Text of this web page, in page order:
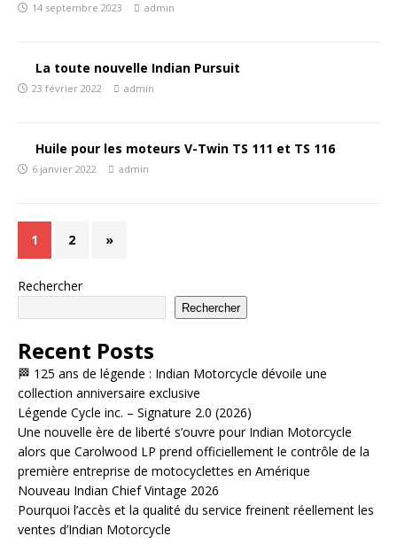
14 septembre 2023 admin
La toute nouvelle Indian Pursuit
23 février 2022 admin
Huile pour les moteurs V-Twin TS 111 et TS 116
6 janvier 2022 admin
1 2 »
Rechercher
Rechercher
Recent Posts
🏁 125 ans de légende : Indian Motorcycle dévoile une
collection anniversaire exclusive
Légende Cycle inc. – Signature 2.0 (2026)
Une nouvelle ère de liberté s’ouvre pour Indian Motorcycle
alors que Carolwood LP prend officiellement le contrôle de la
première entreprise de motocyclettes en Amérique
Nouveau Indian Chief Vintage 2026
Pourquoi l’accès et la qualité du service freinent réellement les
ventes d’Indian Motorcycle